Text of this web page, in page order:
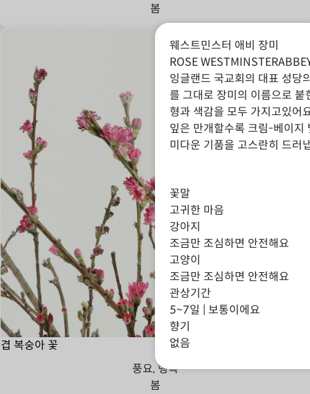
봄
겹 복숭아 꽃
풍요, 행복
봄
웨스트민스터 애비 장미
ROSE
잉글랜드 국교회의 대표 성당
를 그대로 장미의 이름으로
형과 색감을 모두 가지고있어
잎은 만개할수록 크림-베이지
미다운 기품을 고스란히 드러
꽃말
고귀한 마음
강아지
조금만 조심하면 안전해요
고양이
조금만 조심하면 안전해요
관상기간
5~7일 | 보통이에요
향기
없음